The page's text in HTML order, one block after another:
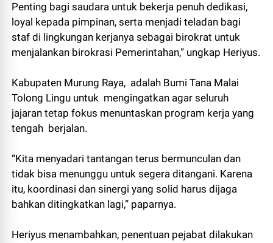
Penting bagi saudara untuk bekerja penuh dedikasi,
loyal kepada pimpinan, serta menjadi teladan bagi
staf di lingkungan kerjanya sebagai birokrat untuk
menjalankan birokrasi Pemerintahan,” ungkap Heriyus.
Kabupaten Murung Raya, adalah Bumi Tana Malai
Tolong Lingu untuk mengingatkan agar seluruh
jajaran tetap fokus menuntaskan program kerja yang
tengah berjalan.
“Kita menyadari tantangan terus bermunculan dan
tidak bisa menunggu untuk segera ditangani. Karena
itu, koordinasi dan sinergi yang solid harus dijaga
bahkan ditingkatkan lagi,” paparnya.
Heriyus menambahkan, penentuan pejabat dilakukan